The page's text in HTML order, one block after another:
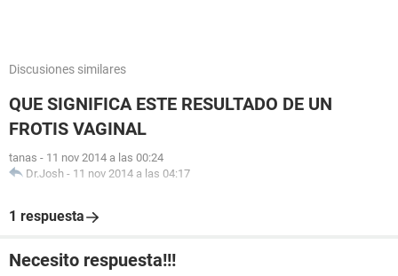
Discusiones similares
QUE SIGNIFICA ESTE RESULTADO DE UN
FROTIS VAGINAL
tanas - 11 nov 2014 a las 00:24
Dr.Josh - 11 nov 2014 a las 04:17
1 respuesta
Necesito respuesta!!!